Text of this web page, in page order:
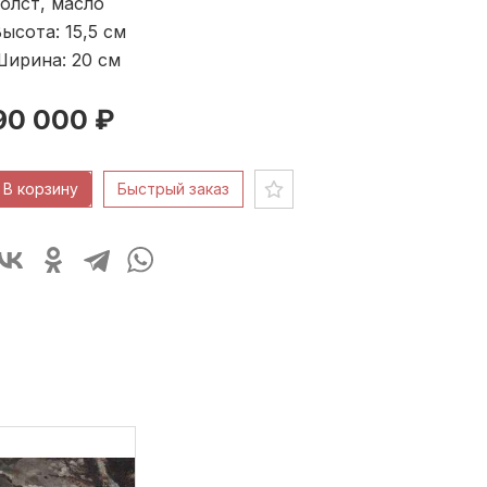
15,5 см
20 см
000 ₽
В корзину Быстрый заказ